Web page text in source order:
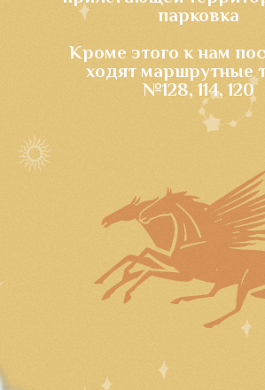
Аттракционы и локации
аквапарка Олимпия
Комплекс аттракционов Аид:
Спуск в Тартар
Испытайте трепет и восторг, словно Вы
проваливаетесь в само подземное царство Аида с
высоты семиэтажного дома
Высота 22.8 м, длинна 113 м
Река Стикс
Быстрый поток Священной реки унесет Вас со
скоростью 8 метров в секунду! Возможно, преодолев
священные воды реки Стикс, после чего он стал
непобедимым
Главное берегите пятки!